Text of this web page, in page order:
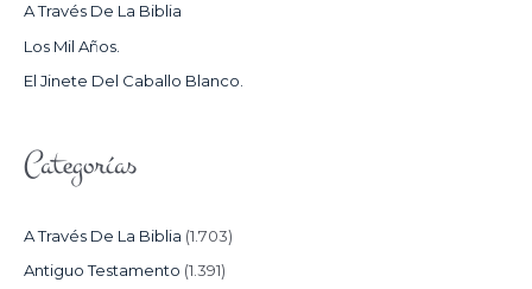
:
A Través De La Biblia
Los Mil Años.
El Jinete Del Caballo Blanco.
Categorías
A Través De La Biblia (1.703)
Antiguo Testamento (1.391)